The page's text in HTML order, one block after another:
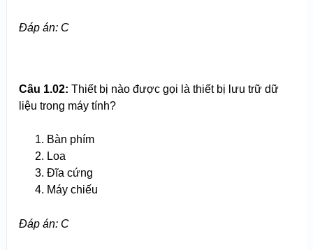
Đáp án: C
Câu 1.02: Thiết bị nào được gọi là thiết bị lưu trữ dữ
liệu trong máy tính?
Bàn phím
Loa
Đĩa cứng
Máy chiếu
Đáp án: C